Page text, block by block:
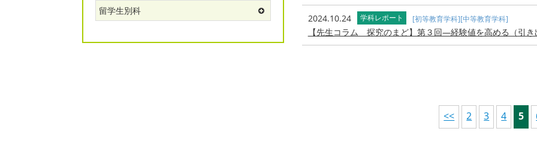
留学生別科
2024.10.24 学科レポート [初等教育学科][中等教育学科]
【先生コラム 探究のまど】第３回—経験値を高める（引
<< 2 3 4 5